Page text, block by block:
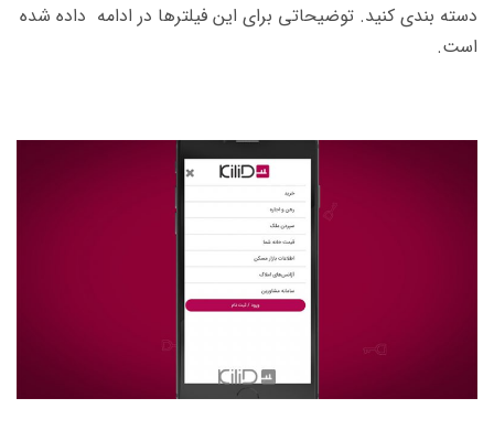
دسته بندی کنید. توضیحاتی برای این فیلترها در ادامه داده شده
است.